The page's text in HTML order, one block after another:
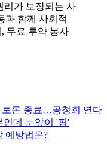
리가 보장되는 사
과 함께 사회적
무료 투약 봉사
토론 종료…공청회 연다
인데 눈앞이 '핑'
예방법은?